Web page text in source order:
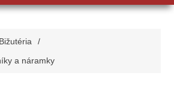
Bižutéria
/
a náramky